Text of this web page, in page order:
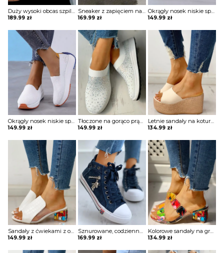
Duży wysoki obcas szpilka paski odkryte palce eleganckie kobiece buty sandałki szpilki Madelen
189.99 zł
Sneaker z zapięciem na rzep Zyhra
169.99 zł
Okrągły nosek niskie sportowe na co dzień jednolite casual damskie buty Athanassia
149.99 zł
Okrągły nosek niskie sportowe na co dzień jednolite casual damskie buty Athanassia
149.99 zł
Tłoczone na gorąco prążkowane oddychające trampki dziewiarskie Andromachi
149.99 zł
Letnie sandały na koturnie w stylu espadryli Ottilde
134.99 zł
Sandały z ćwiekami z odkrytymi palcami Heriberta
149.99 zł
Sznurowane, codzienne trampki z zamkiem w kształcie szkieletu Najla
169.99 zł
Kolorowe sandały na grubym obcasie z aplikacją geo Sancha
134.99 zł